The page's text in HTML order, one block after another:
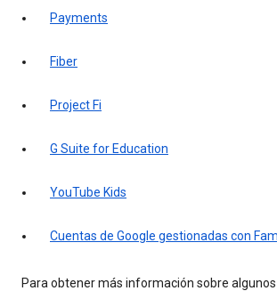
Payments
Fiber
Project Fi
G Suite for Education
YouTube Kids
Cuentas de Google gestionadas con
Para obtener más información sobre